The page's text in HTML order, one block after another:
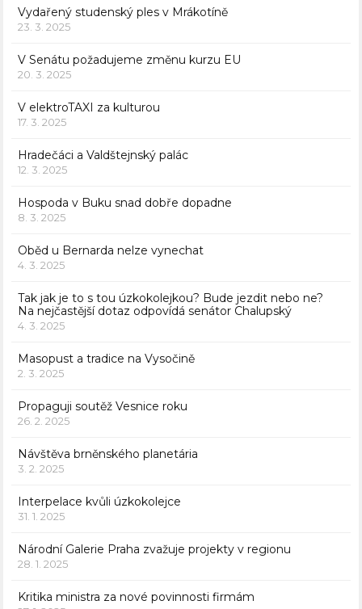
Vydařený studenský ples v Mrákotíně
23. 3. 2025
V Senátu požadujeme změnu kurzu EU
20. 3. 2025
V elektroTAXI za kulturou
17. 3. 2025
Hradečáci a Valdštejnský palác
12. 3. 2025
Hospoda v Buku snad dobře dopadne
8. 3. 2025
Oběd u Bernarda nelze vynechat
4. 3. 2025
Tak jak je to s tou úzkokolejkou? Bude jezdit nebo ne?
Na nejčastější dotaz odpovídá senátor Chalupský
4. 3. 2025
Masopust a tradice na Vysočině
2. 3. 2025
Propaguji soutěž Vesnice roku
26. 2. 2025
Návštěva brněnského planetária
3. 2. 2025
Interpelace kvůli úzkokolejce
31. 1. 2025
Národní Galerie Praha zvažuje projekty v regionu
28. 1. 2025
Kritika ministra za nové povinnosti firmám